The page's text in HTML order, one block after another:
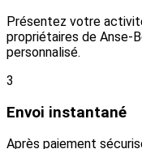
Présentez votre
propriétaires de Anse-
personnalisé.
3
Envoi instantané
Après paiement